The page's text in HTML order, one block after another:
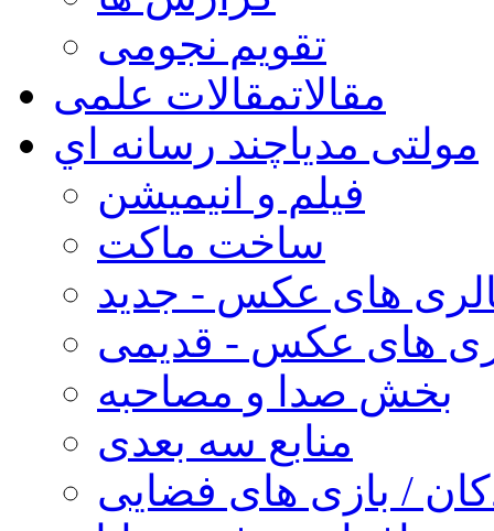
تقویم نجومی
مقالاتمقالات علمی
مولتی مدیاچند رسانه اي
فیلم و انیمیشن
ساخت ماکت
های عکس - جدید
های عکس - قدیمی
بخش صدا و مصاحبه
منابع سه بعدی
/ بازی های فضایی